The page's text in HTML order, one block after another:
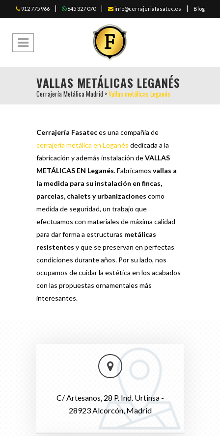
912 775 966 645 327 070 info@cerrajeriafasatec.es Blog
VALLAS METÁLICAS LEGANÉS
Cerrajería Metálica Madrid >Vallas metálicas Leganés
Cerrajería Fasateces una compañía de
cerrajería metálica en Leganés dedicada a la
fabricación y además instalación deVALLAS
METÁLICAS EN Leganés. Fabricamos vallas a
la medida para su instalación en fincas,
parcelas, chalets y urbanizaciones como
medida de seguridad, un trabajo que
efectuamos con materiales de máxima calidad
para dar forma a estructuras metálicas
resistentes y que se preservan en perfectas
condiciones durante años. Por su lado, nos
ocupamos de cuidar la estética en los acabados
con las propuestas ornamentales más
interesantes.
C/ Artesanos, 28 P. Ind. Urtinsa -
28923 Alcorcón, Madrid